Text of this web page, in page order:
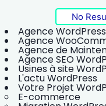
No
Agence WordPress
Agence
Agence de
Agence SEO
Usines à site
L'actu WordPress
Votre Projet
E-commerce